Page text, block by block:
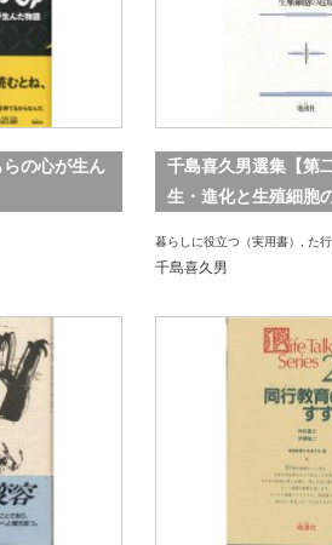
の心が生ん
千島喜久男選集【第
生・進化と生殖細胞
暮らしに役立つ（実用書） , た行
千島喜久男